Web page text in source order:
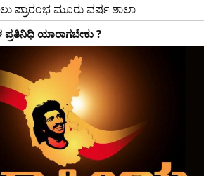
ಪ್ರಾರಂಭ ಮೂರು ವರ್ಷ ಶಾಲಾ
ಪ್ರತಿನಿಧಿ ಯಾರಾಗಬೇಕು ?